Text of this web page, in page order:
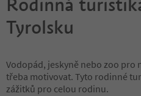
Rodinná
Tyrolsku
Vodopád, jeskyně nebo zoo pro
třeba motivovat. Tyto rodinné
zážitků pro celou rodinu.